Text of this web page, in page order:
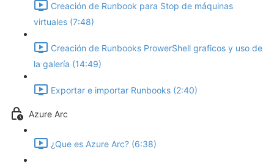
Creación de Runbook para Stop de máquinas
virtuales (7:48)
Creación de Runbooks ProwerShell graficos y uso de
la galería (14:49)
Exportar e importar Runbooks (2:40)
Azure Arc
¿Que es Azure Arc? (6:38)